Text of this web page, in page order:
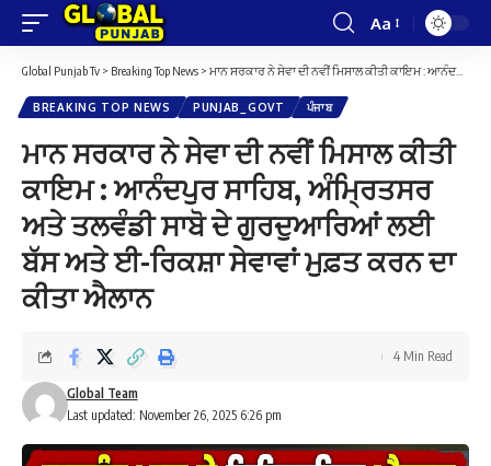
Font
Resizer
Aa
Global Punjab Tv > Breaking Top News > ਮਾਨ ਸਰਕਾਰ ਨੇ ਸੇਵਾ ਦੀ ਨਵੀਂ ਮਿਸਾਲ ਕੀਤੀ ਕਾਇਮ : ਆਨੰਦਪੁਰ ਸਾਹਿਬ, ਅੰਮ੍ਰਿਤਸਰ ਅਤੇ ਤਲਵੰਡੀ ਸਾਬੋ ਦੇ ਗੁਰਦੁਆਰਿਆਂ ਲਈ ਬੱਸ ਅਤੇ ਈ-ਰਿਕਸ਼ਾ ਸੇਵਾਵਾਂ ਮੁਫ਼ਤ ਕਰਨ ਦਾ ਕੀਤਾ ਐਲਾਨ
BREAKING TOP NEWS PUNJAB_GOVT ਪੰਜਾਬ
ਮਾਨ ਸਰਕਾਰ ਨੇ ਸੇਵਾ ਦੀ ਨਵੀਂ ਮਿਸਾਲ ਕੀਤੀ
ਕਾਇਮ : ਆਨੰਦਪੁਰ ਸਾਹਿਬ, ਅੰਮ੍ਰਿਤਸਰ
ਅਤੇ ਤਲਵੰਡੀ ਸਾਬੋ ਦੇ ਗੁਰਦੁਆਰਿਆਂ ਲਈ
ਬੱਸ ਅਤੇ ਈ-ਰਿਕਸ਼ਾ ਸੇਵਾਵਾਂ ਮੁਫ਼ਤ ਕਰਨ ਦਾ
ਕੀਤਾ ਐਲਾਨ
Last updated: November 26, 2025 6:26 pm
Global Team
4 Min Read